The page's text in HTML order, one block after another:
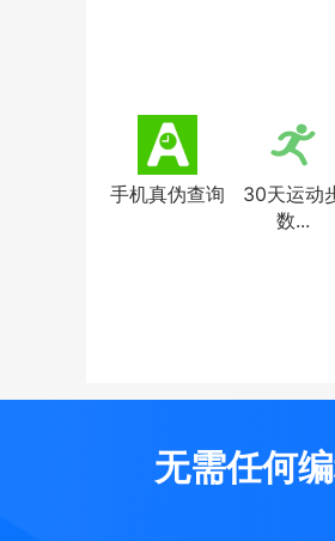
手机真伪查询
30天运动
数...
无需任何